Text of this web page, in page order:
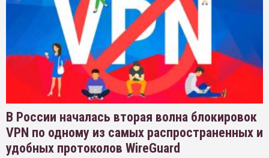
В России началась вторая волна блокировок
VPN по одному из самых распространенных и
удобных протоколов WireGuard